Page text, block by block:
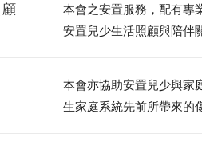
本會之安置服務，配有專
安置兒少生活照顧與陪伴
本會亦協助安置兒少與家
生家庭系統先前所帶來的